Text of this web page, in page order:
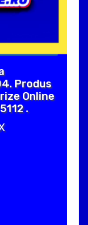
Produs
Online
.